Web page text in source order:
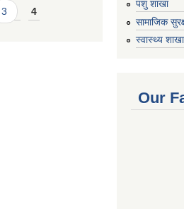
3 4
पशु शाखा
सामाजिक
स्वास्थ्य शाखा
Our